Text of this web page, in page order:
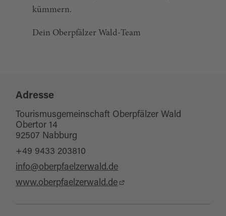
kümmern.
Dein Oberpfälzer Wald-Team
Adresse
Tourismusgemeinschaft Oberpfälzer Wald
Obertor 14
92507 Nabburg
+49 9433 203810
info@oberpfaelzerwald.de
www.oberpfaelzerwald.de